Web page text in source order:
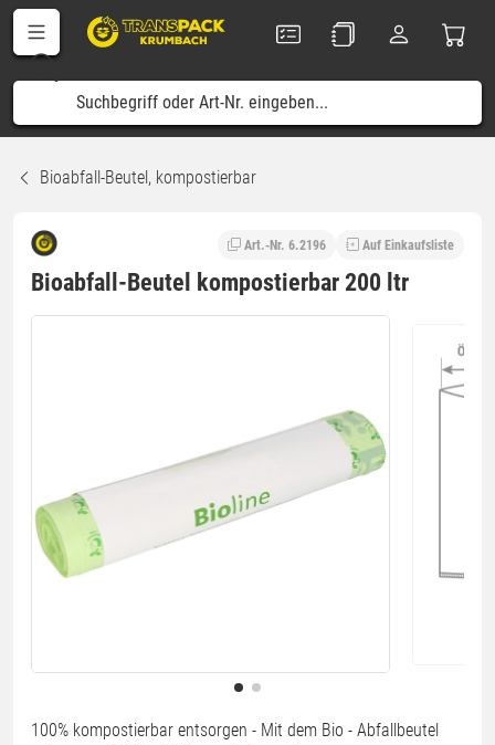
Bioabfall-Beutel, kompostierbar
Art.-Nr. 6.2196 Auf Einkaufsliste
Bioabfall-Beutel kompostierbar 200 ltr
100% kompostierbar entsorgen - Mit dem Bio - Abfallbeutel